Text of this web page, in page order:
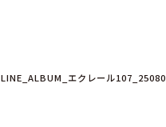
LINE_ALBUM_エクレール